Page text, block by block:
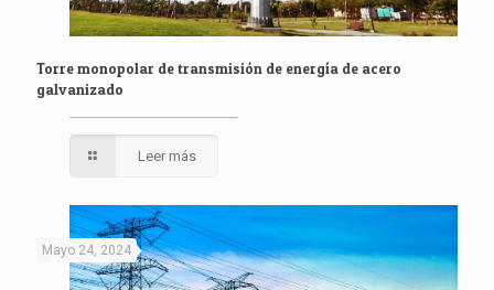
Torre monopolar de transmisión de energía de acero
galvanizado
Leer más
Mayo 24, 2024